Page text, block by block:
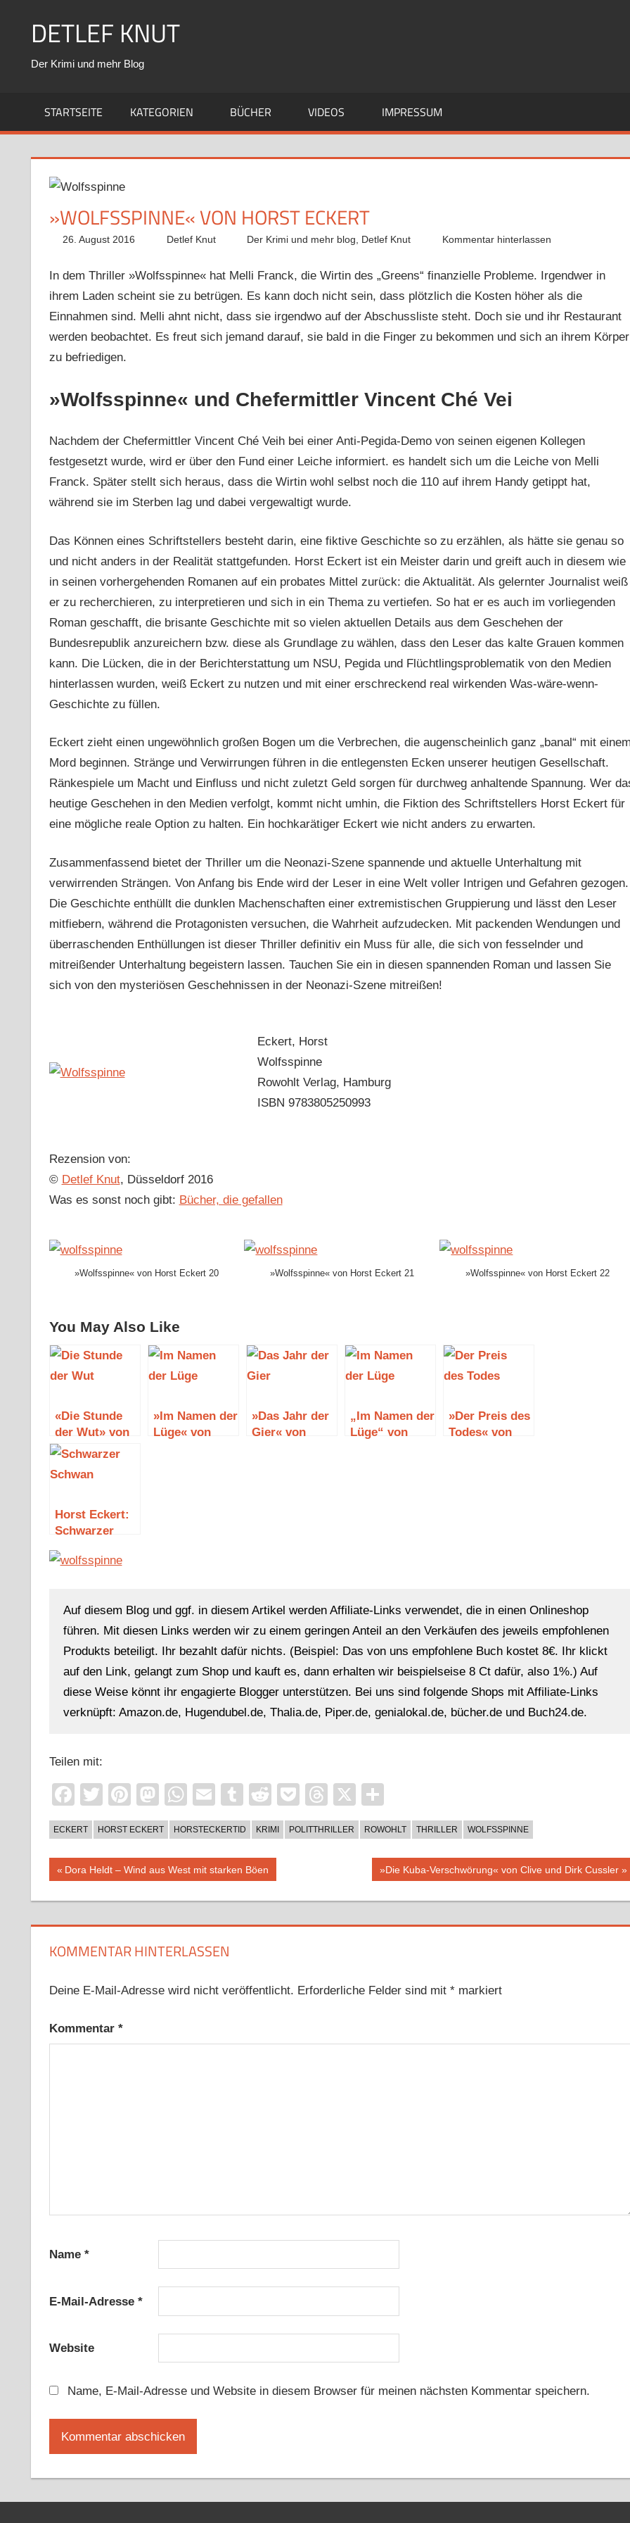
DETLEF KNUT
Der Krimi und mehr Blog
STARTSEITE KATEGORIEN BÜCHER VIDEOS IMPRESSUM
»WOLFSSPINNE« VON HORST ECKERT
26. August 2016 Detlef Knut Der Krimi und mehr blog Detlef Knut Kommentar hinterlassen
In dem Thriller »Wolfsspinne« hat Melli Franck, die Wirtin des „Greens“ finanzielle Probleme. Irgendwer in
ihrem Laden scheint sie zu betrügen. Es kann doch nicht sein, dass plötzlich die Kosten höher als die
Einnahmen sind. Melli ahnt nicht, dass sie irgendwo auf der Abschussliste steht. Doch sie und ihr Restaurant
werden beobachtet. Es freut sich jemand darauf, sie bald in die Finger zu bekommen und sich an ihrem Körper
zu befriedigen.
»Wolfsspinne« und Chefermittler Vincent Ché Vei
Nachdem der Chefermittler Vincent Ché Veih bei einer Anti-Pegida-Demo von seinen eigenen Kollegen
festgesetzt wurde, wird er über den Fund einer Leiche informiert. es handelt sich um die Leiche von Melli
Franck. Später stellt sich heraus, dass die Wirtin wohl selbst noch die 110 auf ihrem Handy getippt hat,
während sie im Sterben lag und dabei vergewaltigt wurde.
Das Können eines Schriftstellers besteht darin, eine fiktive Geschichte so zu erzählen, als hätte sie genau so
und nicht anders in der Realität stattgefunden. Horst Eckert ist ein Meister darin und greift auch in diesem wie
in seinen vorhergehenden Romanen auf ein probates Mittel zurück: die Aktualität. Als gelernter Journalist weiß
er zu recherchieren, zu interpretieren und sich in ein Thema zu vertiefen. So hat er es auch im vorliegenden
Roman geschafft, die brisante Geschichte mit so vielen aktuellen Details aus dem Geschehen der
Bundesrepublik anzureichern bzw. diese als Grundlage zu wählen, dass den Leser das kalte Grauen kommen
kann. Die Lücken, die in der Berichterstattung um NSU, Pegida und Flüchtlingsproblematik von den Medien
hinterlassen wurden, weiß Eckert zu nutzen und mit einer erschreckend real wirkenden Was-wäre-wenn-
Geschichte zu füllen.
Eckert zieht einen ungewöhnlich großen Bogen um die Verbrechen, die augenscheinlich ganz „banal“ mit
Mord beginnen. Stränge und Verwirrungen führen in die entlegensten Ecken unserer heutigen Gesellschaft.
Ränkespiele um Macht und Einfluss und nicht zuletzt Geld sorgen für durchweg anhaltende Spannung. Wer
heutige Geschehen in den Medien verfolgt, kommt nicht umhin, die Fiktion des Schriftstellers Horst Eckert für
eine mögliche reale Option zu halten. Ein hochkarätiger Eckert wie nicht anders zu erwarten.
Zusammenfassend bietet der Thriller um die Neonazi-Szene spannende und aktuelle Unterhaltung mit
verwirrenden Strängen. Von Anfang bis Ende wird der Leser in eine Welt voller Intrigen und Gefahren gezogen.
Die Geschichte enthüllt die dunklen Machenschaften einer extremistischen Gruppierung und lässt den Leser
mitfiebern, während die Protagonisten versuchen, die Wahrheit aufzudecken. Mit packenden Wendungen und
überraschenden Enthüllungen ist dieser Thriller definitiv ein Muss für alle, die sich von fesselnder und
mitreißender Unterhaltung begeistern lassen. Tauchen Sie ein in diesen spannenden Roman und lassen Sie
sich von den mysteriösen Geschehnissen in der Neonazi-Szene mitreißen!
Eckert, Horst
Wolfsspinne
Rowohlt Verlag, Hamburg
ISBN 9783805250993
Rezension von:
© Detlef Knut, Düsseldorf 2016
Was es sonst noch gibt: Bücher, die gefallen
»Wolfsspinne« von Horst Eckert 20 »Wolfsspinne« von Horst Eckert 21 »Wolfsspinne« von Horst Eckert 22
You May Also Like
«Die Stunde
der Wut» von
Horst Eckert
Reihe II)
»Im Namen der
Lüge« von
»Das Jahr der
Gier« von
„Im Namen der
Lüge“ von
»Der Preis des
Todes« von
Horst Eckert:
Schwarzer
Auf diesem Blog und ggf. in diesem Artikel werden Affiliate-Links verwendet, die in einen Onlineshop
führen. Mit diesen Links werden wir zu einem geringen Anteil an den Verkäufen des jeweils empfohlenen
Produkts beteiligt. Ihr bezahlt dafür nichts. (Beispiel: Das von uns empfohlene Buch kostet 8€. Ihr klickt
auf den Link, gelangt zum Shop und kauft es, dann erhalten wir beispielseise 8 Ct dafür, also 1%.) Auf
diese Weise könnt ihr engagierte Blogger unterstützen. Bei uns sind folgende Shops mit Affiliate-Links
verknüpft: Amazon.de, Hugendubel.de, Thalia.de, Piper.de, genialokal.de, bücher.de und Buch24.de.
Teilen mit:
Facebook
TwitterPinterest
Mastodon
WhatsApp
EmailTumblr
RedditPocketThreads
X
ECKERT HORST ECKERT HORSTECKERTID KRIMI POLITTHRILLER ROWOHLT THRILLER WOLFSSPINNE
Beitragsnavigation
Vorheriger
Dora Heldt – Wind aus West mit starken Böen
Nächster
»Die Kuba-Verschwörung« von Clive und Dirk Cussler
KOMMENTAR HINTERLASSEN
Deine E-Mail-Adresse wird nicht veröffentlicht. Erforderliche Felder sind mit *markiert
Kommentar *
Name *
E-Mail-Adresse *
Website
Name, E-Mail-Adresse und Website in diesem Browser für meinen nächsten Kommentar speichern.